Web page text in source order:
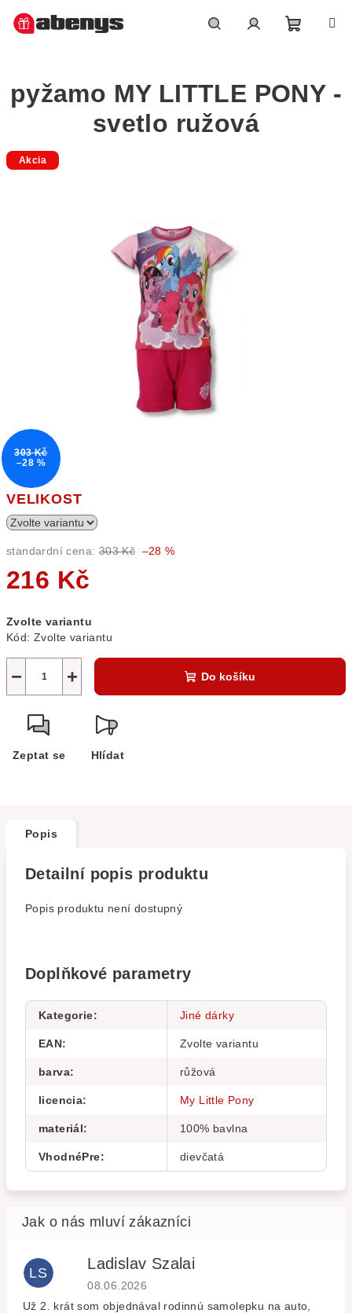
košík
VELIKOST
standardní cena: 303 Kč –28 %
216 Kč
cena:
Zvolte variantu
Kód: Zvolte variantu
+
− Do košíku
Zeptat se Hlídat
pyžamo MY LITTLE PONY -
svetlo ružová
Akcia
303 Kč
–28 %
Popis
Detailní popis produktu
Popis produktu není dostupný
Doplňkové parametry
Kategorie: Jiné dárky
EAN: Zvolte variantu
barva: růžová
licencia: My Little Pony
materiál: 100% bavlna
VhodnéPre: dievčatá
LS
Ladislav Szalai
Hodnocení obchodu je 5 z 5 hvězdiček.
08.06.2026
Už 2. krát som objednával rodinnú samolepku na auto,